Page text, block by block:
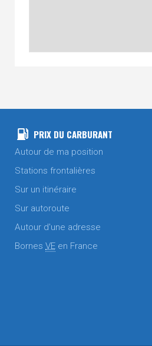
PRIX DU CARBURANT
Autour de ma position
Stations frontalières
Sur un itinéraire
Sur autoroute
Autour d'une adresse
Bornes VE en France